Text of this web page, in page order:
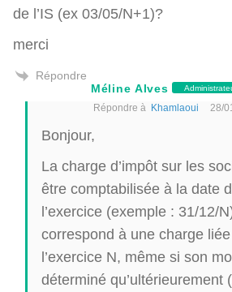
de l’IS (ex 03/05/N+1)?
merci
Répondre
Méline Alves
Répondre à Khamlaoui 28/
Bonjour,
La charge d’impôt sur les
être comptabilisée à la date
l’exercice (exemple : 31/12/
correspond à une charge
l’exercice N, même si son
déterminé qu’ultérieurement